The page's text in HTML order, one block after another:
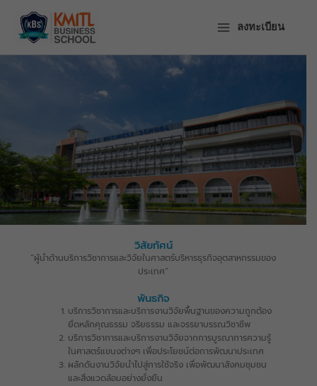
เนื้อหา
ลงทะเบียน
ศูนย์บริการวิชาการด้าน
บริหารธุรกิจและการ
จัดการ
Center of Business Administration &
Management Academic Service
(CBA&MAS)
วิสัยทัศน์
“ผู้นำด้านบริการวิชาการและวิจัยในศาสตร์บริหารธุรกิจอุตสาหกรรมของ
ประเทศ”
พันธกิจ
บริการวิชาการและบริการงานวิจัยพื้นฐานของความถูกต้อง
ยึดหลักคุณธรรม จริยธรรม และจรรยาบรรณวิชาชีพ
บริการวิชาการและบริการงานวิจัยจากการบูรณาการความรู้
ในศาสตร์แขนงต่างๆ เพื่อประโยชน์ต่อการพัฒนาประเทศ
ผลักดันงานวิจัยนำไปสู่การใช้จริง เพื่อพัฒนาสังคมชุมชน
และสิ่งแวดล้อมอย่างยั่งยืน